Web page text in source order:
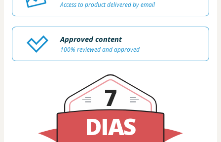
Access to product delivered by email
Approved content
100% reviewed and approved
DIAS
7